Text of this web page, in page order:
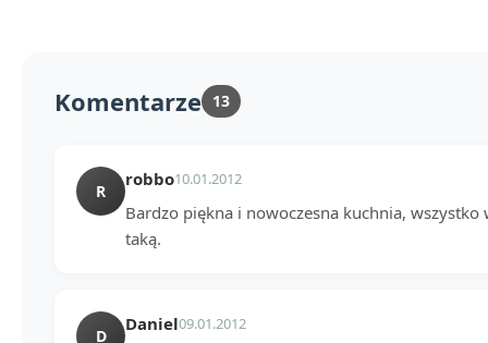
Komentarze 13
R
robbo10.01.2012
Bardzo piękna i nowoczesna kuchnia, wszystko
taką.
D
Daniel09.01.2012